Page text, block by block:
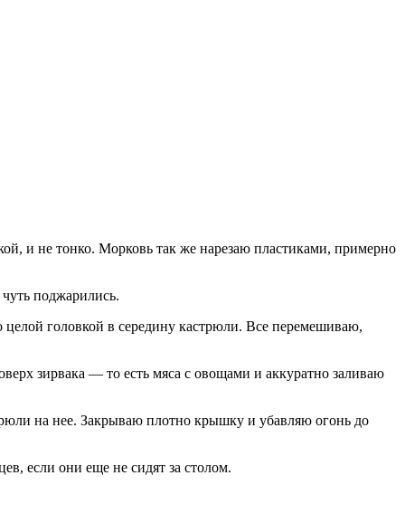
и не тонко. Морковь так же нарезаю пластиками, примерно
поджарились.
головкой в середину кастрюли. Все перемешиваю,
зирвака — то есть мяса с овощами и аккуратно заливаю
на нее. Закрываю плотно крышку и убавляю огонь до
если они еще не сидят за столом.